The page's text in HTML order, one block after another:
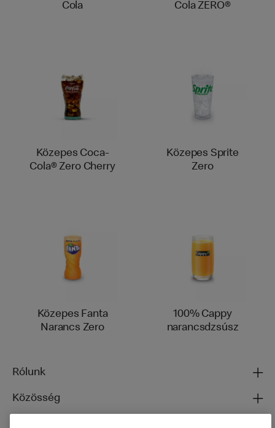
Cola
Cola ZERO®
Közepes Coca-
Cola® Zero Cherry
Közepes Sprite
Zero
Közepes Fanta
Narancs Zero
100% Cappy
narancsdzsúsz
Rólunk
Közösség